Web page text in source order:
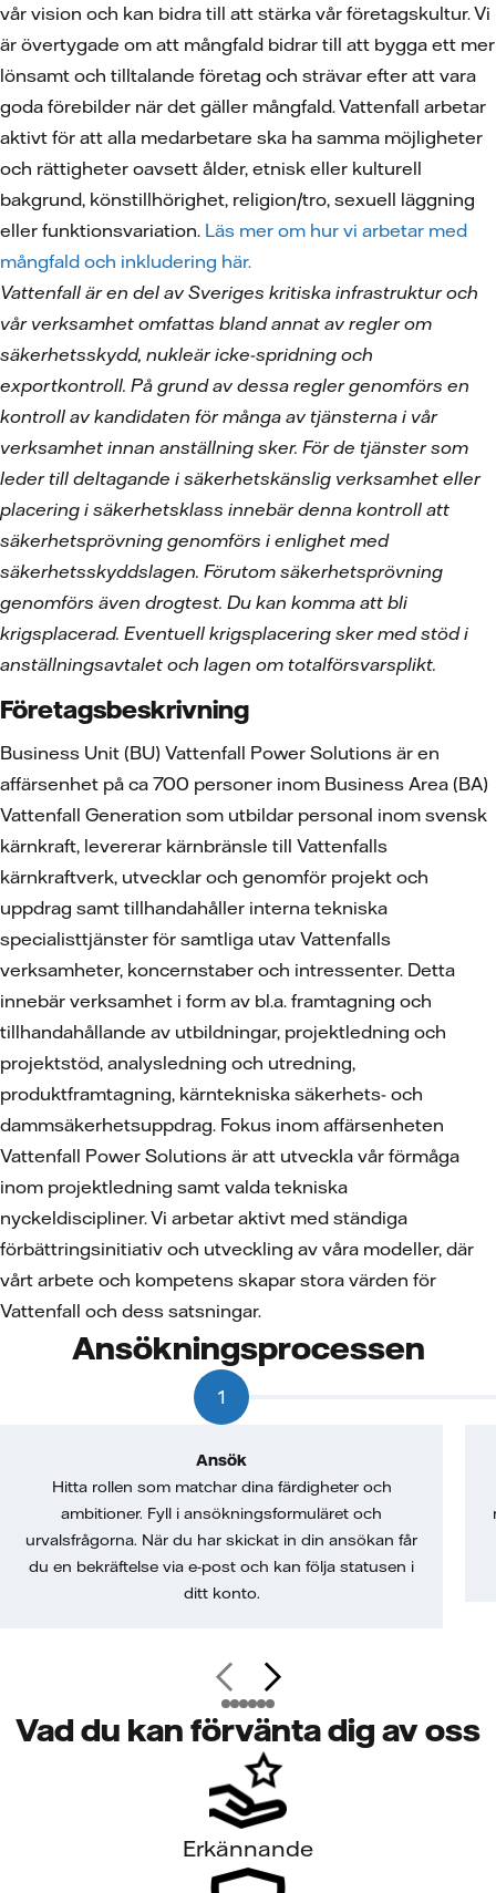
vår vision och kan bidra till att stärka vår företagskultur. Vi
är övertygade om att mångfald bidrar till att bygga ett mer
lönsamt och tilltalande företag och strävar efter att vara
goda förebilder när det gäller mångfald. Vattenfall arbetar
aktivt för att alla medarbetare ska ha samma möjligheter
och rättigheter oavsett ålder, etnisk eller kulturell
bakgrund, könstillhörighet, religion/tro, sexuell läggning
eller funktionsvariation. Läs mer om hur vi arbetar med
mångfald och inkludering här.
Vattenfall är en del av Sveriges kritiska infrastruktur och
vår verksamhet omfattas bland annat av regler om
säkerhetsskydd, nukleär icke-spridning och
exportkontroll. På grund av dessa regler genomförs en
kontroll av kandidaten för många av tjänsterna i vår
verksamhet innan anställning sker. För de tjänster som
leder till deltagande i säkerhetskänslig verksamhet eller
placering i säkerhetsklass innebär denna kontroll att
säkerhetsprövning genomförs i enlighet med
säkerhetsskyddslagen. Förutom säkerhetsprövning
genomförs även drogtest. Du kan komma att bli
krigsplacerad. Eventuell krigsplacering sker med stöd i
anställningsavtalet och lagen om totalförsvarsplikt.
Företagsbeskrivning
Business Unit (BU) Vattenfall Power Solutions är en
affärsenhet på ca 700 personer inom Business Area (BA)
Vattenfall Generation som utbildar personal inom svensk
kärnkraft, levererar kärnbränsle till Vattenfalls
kärnkraftverk, utvecklar och genomför projekt och
uppdrag samt tillhandahåller interna tekniska
specialisttjänster för samtliga utav Vattenfalls
verksamheter, koncernstaber och intressenter. Detta
innebär verksamhet i form av bl.a. framtagning och
tillhandahållande av utbildningar, projektledning och
projektstöd, analysledning och utredning,
produktframtagning, kärntekniska säkerhets- och
dammsäkerhetsuppdrag. Fokus inom affärsenheten
Vattenfall Power Solutions är att utveckla vår förmåga
inom projektledning samt valda tekniska
nyckeldiscipliner. Vi arbetar aktivt med ständiga
förbättringsinitiativ och utveckling av våra modeller, där
vårt arbete och kompetens skapar stora värden för
Vattenfall och dess satsningar.
Ansökningsprocessen
1
Ansök
Hitta rollen som matchar dina färdigheter och
ambitioner. Fyll i ansökningsformuläret och
urvalsfrågorna. När du har skickat in din ansökan får
du en bekräftelse via e-post och kan följa statusen i
ditt konto.
Vad du kan förvänta dig av oss
Erkännande